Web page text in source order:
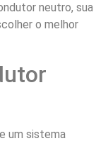
neutro, sua
o melhor
um sistema